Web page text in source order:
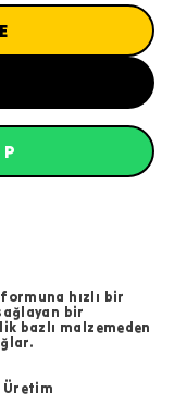
hızlı bir
bir
bazlı malzemeden
Üretim